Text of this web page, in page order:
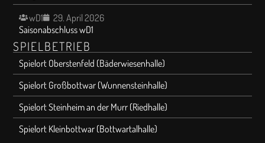
wD1
29. April 2026
Saisonabschluss wD1
SPIELBETRIEB
Spielort Oberstenfeld (Bäderwiesenhalle)
Spielort Großbottwar (Wunnensteinhalle)
Spielort Steinheim an der Murr (Riedhalle)
Spielort Kleinbottwar (Bottwartalhalle)